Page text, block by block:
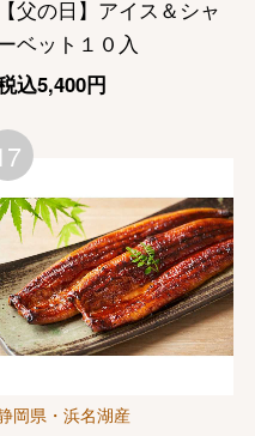
【父の日】アイス＆シャ
ベット１０入
込5,400円
岡県・浜名湖産